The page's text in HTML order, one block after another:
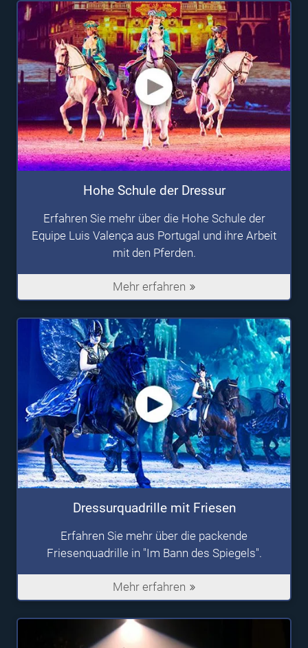
Hohe Schule der Dressur
Erfahren Sie mehr über die Hohe Schule der
Equipe Luis Valença aus Portugal und ihre Arbeit
mit den Pferden.
Mehr erfahren
Dressurquadrille mit Friesen
Erfahren Sie mehr über die packende
Friesenquadrille in "Im Bann des Spiegels".
Mehr erfahren